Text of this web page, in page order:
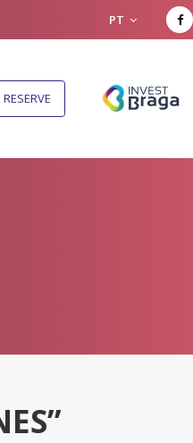
PT
RESERVE